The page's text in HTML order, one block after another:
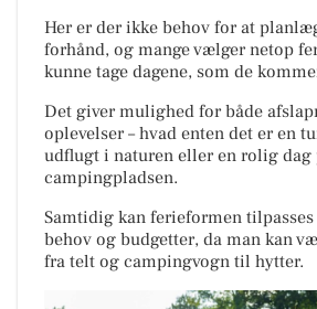
Her er der ikke behov for at
forhånd, og mange vælger netop
kunne tage dagene, som de
Det giver mulighed for både
oplevelser – hvad enten det er en
udflugt i naturen eller en rolig dag
campingpladsen.
Samtidig kan ferieformen
behov og budgetter, da man kan
fra telt og campingvogn til hytter.